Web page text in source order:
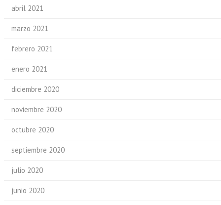
abril 2021
marzo 2021
febrero 2021
enero 2021
diciembre 2020
noviembre 2020
octubre 2020
septiembre 2020
julio 2020
junio 2020